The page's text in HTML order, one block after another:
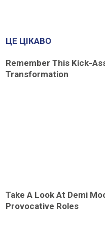
ЦЕ ЦІКАВО
Remember This Kick-
Transformation
Take A Look At Demi
Provocative Roles